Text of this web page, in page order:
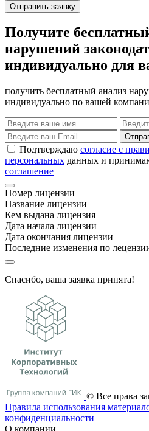
Отправить заявку
Получите
нарушений
индивидуально для
получить бесплатный анализ
индивидуально по вашей
Подтверждаю согласие с
персональных данных и
соглашение
Номер лицензии
Название лицензии
Кем выдана лицензия
Дата начала лицензии
Дата окончания лицензии
Последние изменения по
Спасибо, ваша заявка принята!
© Все права
Правила использования
конфиденциальности